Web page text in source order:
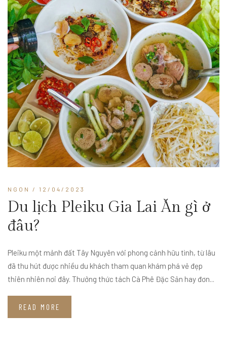
NGON / 12/04/2023
Du lịch Pleiku Gia Lai Ăn gì ở
đâu?
Pleiku một mảnh đất Tây Nguyên với phong cảnh hữu tình, từ lâu
đã thu hút được nhiều du khách tham quan khám phá vẻ đẹp
thiên nhiên nơi đây. Thưởng thức tách Cà Phê Đặc Sản hay đơn...
READ MORE